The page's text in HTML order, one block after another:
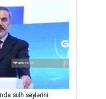
sülh səylərini